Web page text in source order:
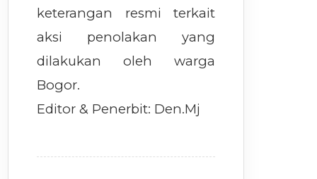
keterangan resmi terkait
aksi penolakan yang
dilakukan oleh warga
Bogor.
Editor & Penerbit: Den.Mj